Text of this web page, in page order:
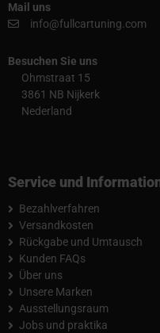
Mail uns
info@fullcartuning.com
Besuchen Sie uns
Ohmstraat 15
3861 NB Nijkerk
Nederland
Service und
Bezahlverfahren
Versandkosten
Rückgabe und Umtausch
Kunden FAQs
Über uns
Unsere Marken
Ausstellungsraum
Jobs und praktika